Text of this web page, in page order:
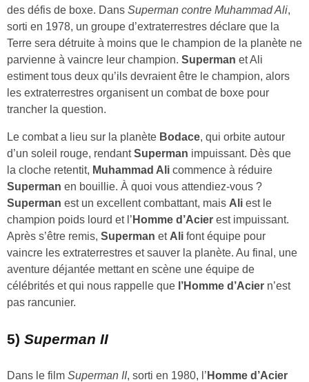
des défis de boxe. Dans Superman contre Muhammad Ali,
sorti en 1978, un groupe d’extraterrestres déclare que la
Terre sera détruite à moins que le champion de la planète ne
parvienne à vaincre leur champion. Superman et Ali
estiment tous deux qu’ils devraient être le champion, alors
les extraterrestres organisent un combat de boxe pour
trancher la question.
Le combat a lieu sur la planète Bodace, qui orbite autour
d’un soleil rouge, rendantSuperman impuissant. Dès que
la cloche retentit, Muhammad Ali commence à réduire
Superman en bouillie. À quoi vous attendiez-vous ?
Superman est un excellent combattant, mais Ali est le
champion poids lourd et l’ Homme d’Acier est impuissant.
Après s’être remis, Superman et Ali font équipe pour
vaincre les extraterrestres et sauver la planète. Au final, une
aventure déjantée mettant en scène une équipe de
célébrités et qui nous rappelle que l’Homme d’Acier n’est
pas rancunier.
5) Superman II
Dans le film Superman II, sorti en 1980, l’ Homme d’Acier